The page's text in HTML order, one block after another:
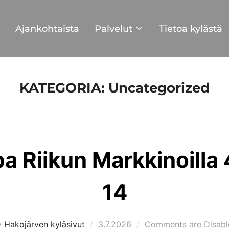
Ajankohtaista Palvelut Tietoa kylästä
KATEGORIA: Uncategorized
Riikun Markkinoilla
14
Hakojärven kyläsivut
Posted
3.7.2026 Comments are